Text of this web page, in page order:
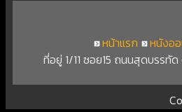
หน้าแรก หนังอ
ที่อยู่ 1/11 ซอย15 ถนนสุดบรรทั